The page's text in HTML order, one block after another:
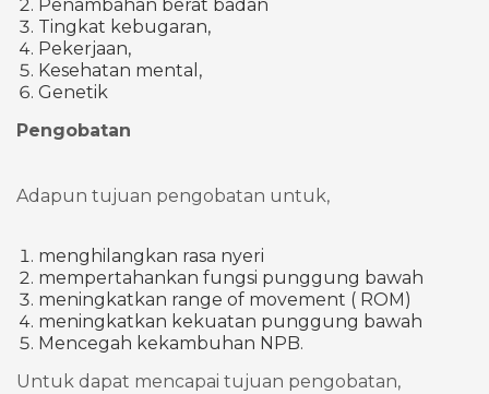
Penambahan berat badan
Tingkat kebugaran,
Pekerjaan,
Kesehatan mental,
Genetik
Pengobatan
Adapun tujuan pengobatan untuk,
menghilangkan rasa nyeri
mempertahankan fungsi punggung bawah
meningkatkan range of movement ( ROM)
meningkatkan kekuatan punggung bawah
Mencegah kekambuhan NPB.
Untuk dapat mencapai tujuan pengobatan,